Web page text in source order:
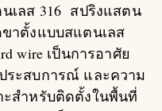
เลส 316 สปริงแสตน
าตั้งแบบสแตนเลส
wire เป็นการอาศัย
ระสบการณ์ และความ
ะสำหรับติดตั้งในพื้นที่